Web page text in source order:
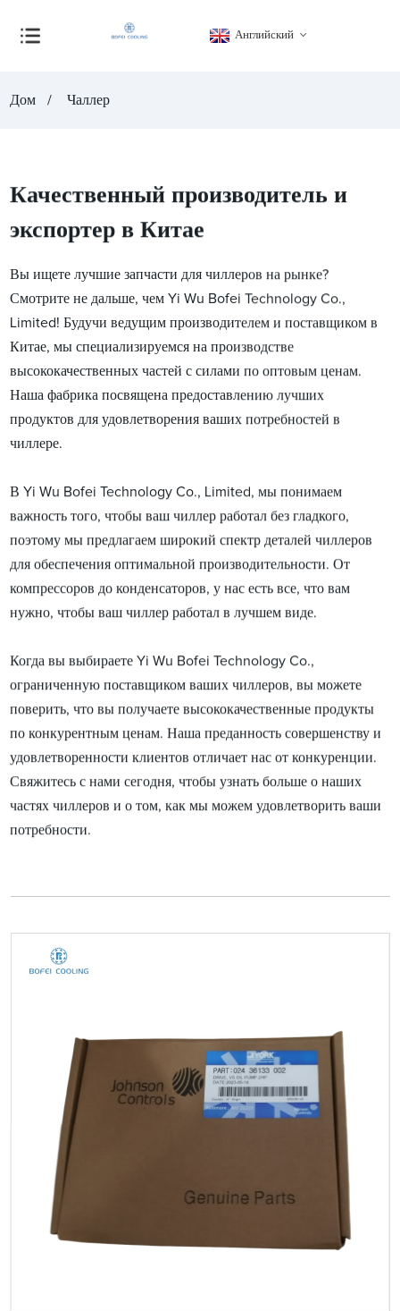
Английский
Дом Чаллер
Качественный производитель и
экспортер в Китае
Вы ищете лучшие запчасти для чиллеров на рынке?
Смотрите не дальше, чем Yi Wu Bofei Technology Co.,
Limited! Будучи ведущим производителем и поставщиком в
Китае, мы специализируемся на производстве
высококачественных частей с силами по оптовым ценам.
Наша фабрика посвящена предоставлению лучших
продуктов для удовлетворения ваших потребностей в
чиллере.
В Yi Wu Bofei Technology Co., Limited, мы понимаем
важность того, чтобы ваш чиллер работал без гладкого,
поэтому мы предлагаем широкий спектр деталей чиллеров
для обеспечения оптимальной производительности. От
компрессоров до конденсаторов, у нас есть все, что вам
нужно, чтобы ваш чиллер работал в лучшем виде.
Когда вы выбираете Yi Wu Bofei Technology Co.,
ограниченную поставщиком ваших чиллеров, вы можете
поверить, что вы получаете высококачественные продукты
по конкурентным ценам. Наша преданность совершенству и
удовлетворенности клиентов отличает нас от конкуренции.
Свяжитесь с нами сегодня, чтобы узнать больше о наших
частях чиллеров и о том, как мы можем удовлетворить ваши
потребности.